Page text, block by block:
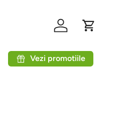
Autentificare
Coș
Vezi promotiile